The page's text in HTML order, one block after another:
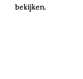
bekijken.